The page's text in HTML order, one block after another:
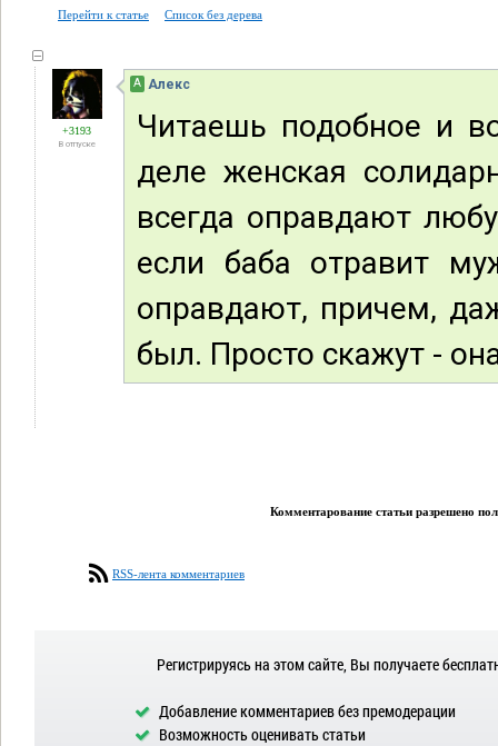
Перейти к статье Список без дерева
+3193
В отпуске
А Алекс
Читаешь подобное и
деле женская
всегда оправдают
если баба отравит
оправдают, причем,
был. Просто скажут -
Комментарование статьи разрешено
RSS-лента комментариев
Регистрируясь на этом сайте, Вы получаете
Добавление комментариев без премодерации
Возможность оценивать статьи